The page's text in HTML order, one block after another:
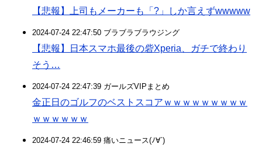
【悲報】上司もメーカーも「?」しか言えずwwwww
2024-07-24 22:47:50 ブラブラブラウジング
【悲報】日本スマホ最後の砦Xperia、ガチで終わり
そう…
2024-07-24 22:47:39 ガールズVIPまとめ
金正日のゴルフのベストスコアｗｗｗｗｗｗｗｗｗ
ｗｗｗｗｗｗ
2024-07-24 22:46:59 痛いニュース(ﾉ∀`)